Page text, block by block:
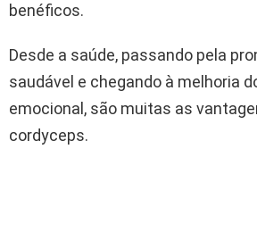
benéficos.
Desde a saúde, passando pela
saudável e chegando à melhoria
emocional, são muitas as
cordyceps.